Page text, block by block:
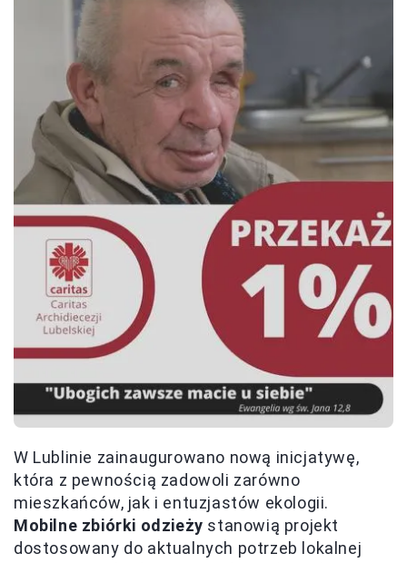
W Lublinie zainaugurowano nową inicjatywę,
która z pewnością zadowoli zarówno
mieszkańców, jak i entuzjastów ekologii.
Mobilne zbiórki odzieży stanowią projekt
dostosowany do aktualnych potrzeb lokalnej